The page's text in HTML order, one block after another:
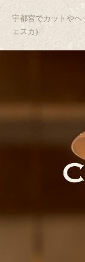
宇都宮でカットやヘ
ェスカ)